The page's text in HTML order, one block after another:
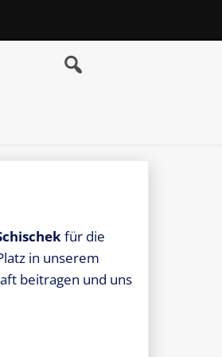
für die
in unserem
beitragen und uns